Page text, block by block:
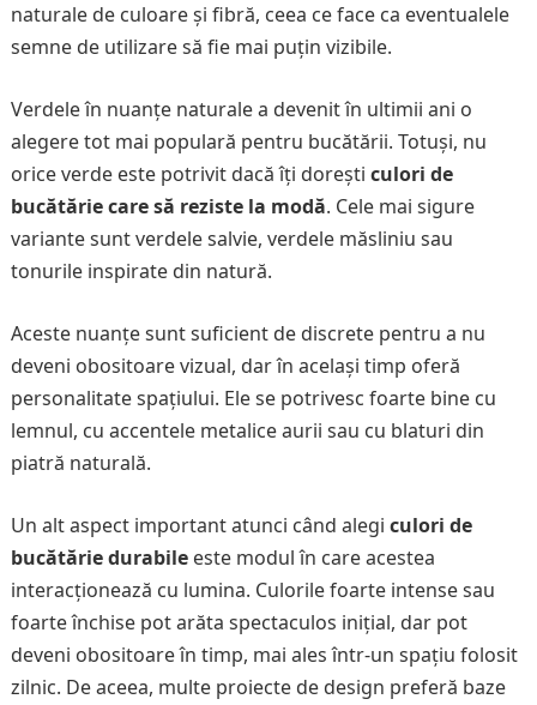
naturale de culoare și fibră, ceea ce face ca eventualele
semne de utilizare să fie mai puțin vizibile.
Verdele în nuanțe naturale a devenit în ultimii ani o
alegere tot mai populară pentru bucătării. Totuși, nu
orice verde este potrivit dacă îți dorești culori de
bucătărie care să reziste la modă. Cele mai sigure
variante sunt verdele salvie, verdele măsliniu sau
tonurile inspirate din natură.
Aceste nuanțe sunt suficient de discrete pentru a nu
deveni obositoare vizual, dar în același timp oferă
personalitate spațiului. Ele se potrivesc foarte bine cu
lemnul, cu accentele metalice aurii sau cu blaturi din
piatră naturală.
Un alt aspect important atunci când alegi culori de
bucătărie durabileeste modul în care acestea
interacționează cu lumina. Culorile foarte intense sau
foarte închise pot arăta spectaculos inițial, dar pot
deveni obositoare în timp, mai ales într-un spațiu folosit
zilnic. De aceea, multe proiecte de design preferă baze